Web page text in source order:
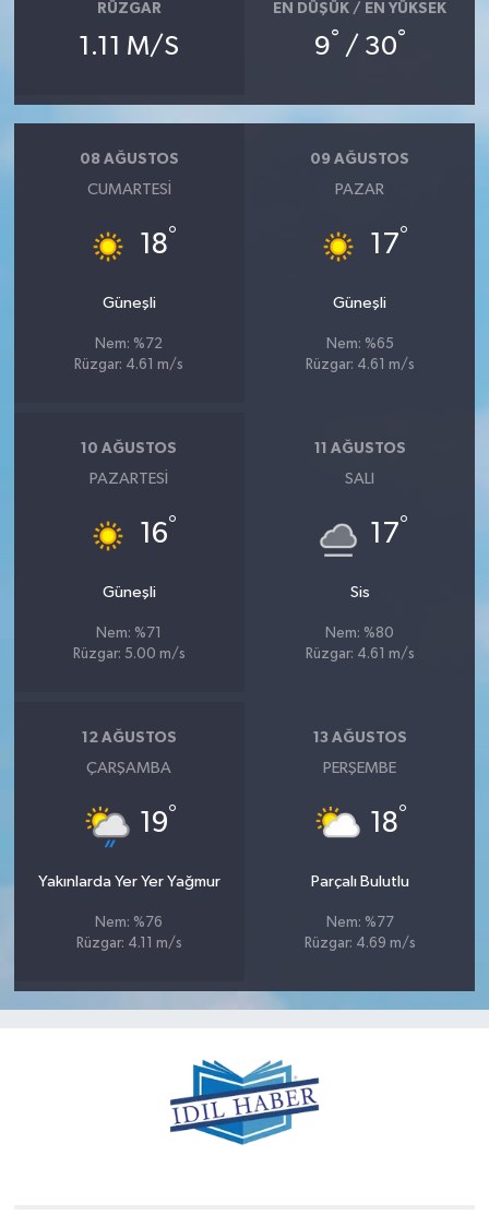
RÜZGAR
1.11 M/S
EN DÜŞÜK / EN YÜKSEK
9° / 30°
08 AĞUSTOS
CUMARTESI
18°
Güneşli
Nem: %72
Rüzgar: 4.61 m/s
09 AĞUSTOS
PAZAR
17°
Güneşli
Nem: %65
Rüzgar: 4.61 m/s
10 AĞUSTOS
PAZARTESI
16°
Güneşli
Nem: %71
Rüzgar: 5.00 m/s
11 AĞUSTOS
SALI
17°
Sis
Nem: %80
Rüzgar: 4.61 m/s
12 AĞUSTOS
ÇARŞAMBA
19°
Yakınlarda Yer Yer Yağmur
Nem: %76
Rüzgar: 4.11 m/s
13 AĞUSTOS
PERŞEMBE
18°
Parçalı Bulutlu
Nem: %77
Rüzgar: 4.69 m/s